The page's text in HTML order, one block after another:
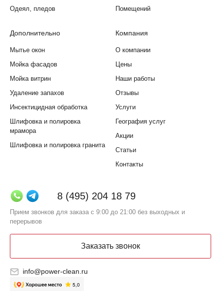
8 (495) 204 18 79
Прием звонков для заказа с 9:00 до 21:00 без выходных и
перерывов
Заказать звонок
info@power-clean.ru
Одеял, пледов
Помещений
Дополнительно
Мытье окон
Мойка фасадов
Мойка витрин
Удаление запахов
Инсектицидная обработка
Шлифовка и полировка
мрамора
Шлифовка и полировка гранита
Компания
О компании
Цены
Наши работы
Отзывы
Услуги
География услуг
Акции
Статьи
Контакты